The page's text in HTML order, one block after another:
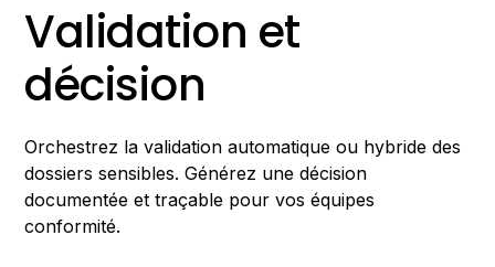
Validation et
décision
Orchestrez la validation automatique ou hybride des
dossiers sensibles. Générez une décision
documentée et traçable pour vos équipes
conformité.